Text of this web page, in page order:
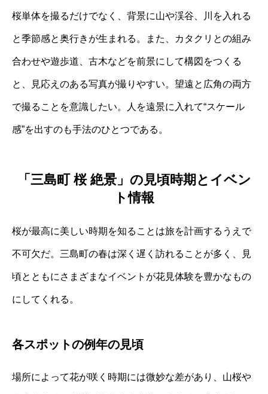
桜単体を撮るだけでなく、背景に山や渓谷、川を入れる
と季節感と奥行きが生まれる。また、カタクリとの組み
合わせや遊歩道、古木などを前景にして構図をつくる
と、見応えのある写真が撮りやすい。望遠と広角の両方
で撮ることを意識したい。人を遠景に入れて“スケール
感”を出すのも手法のひとつである。
「三島町 桜 絶景」の見頃時期とイベン
ト情報
桜が最高に美しい時期を知ることは旅を計画するうえで
不可欠だ。三島町の春は深く遅く訪れることが多く、見
頃とともにさまざまなイベントが花見体験を豊かなもの
にしてくれる。
各スポットの例年の見頃
場所によって花が咲く時期には微妙な差があり、山桜や